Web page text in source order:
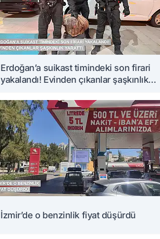
Erdoğan’a suikast timindeki son firari
yakalandı! Evinden çıkanlar şaşkınlık
İzmir’de o benzinlik fiyat düşürdü